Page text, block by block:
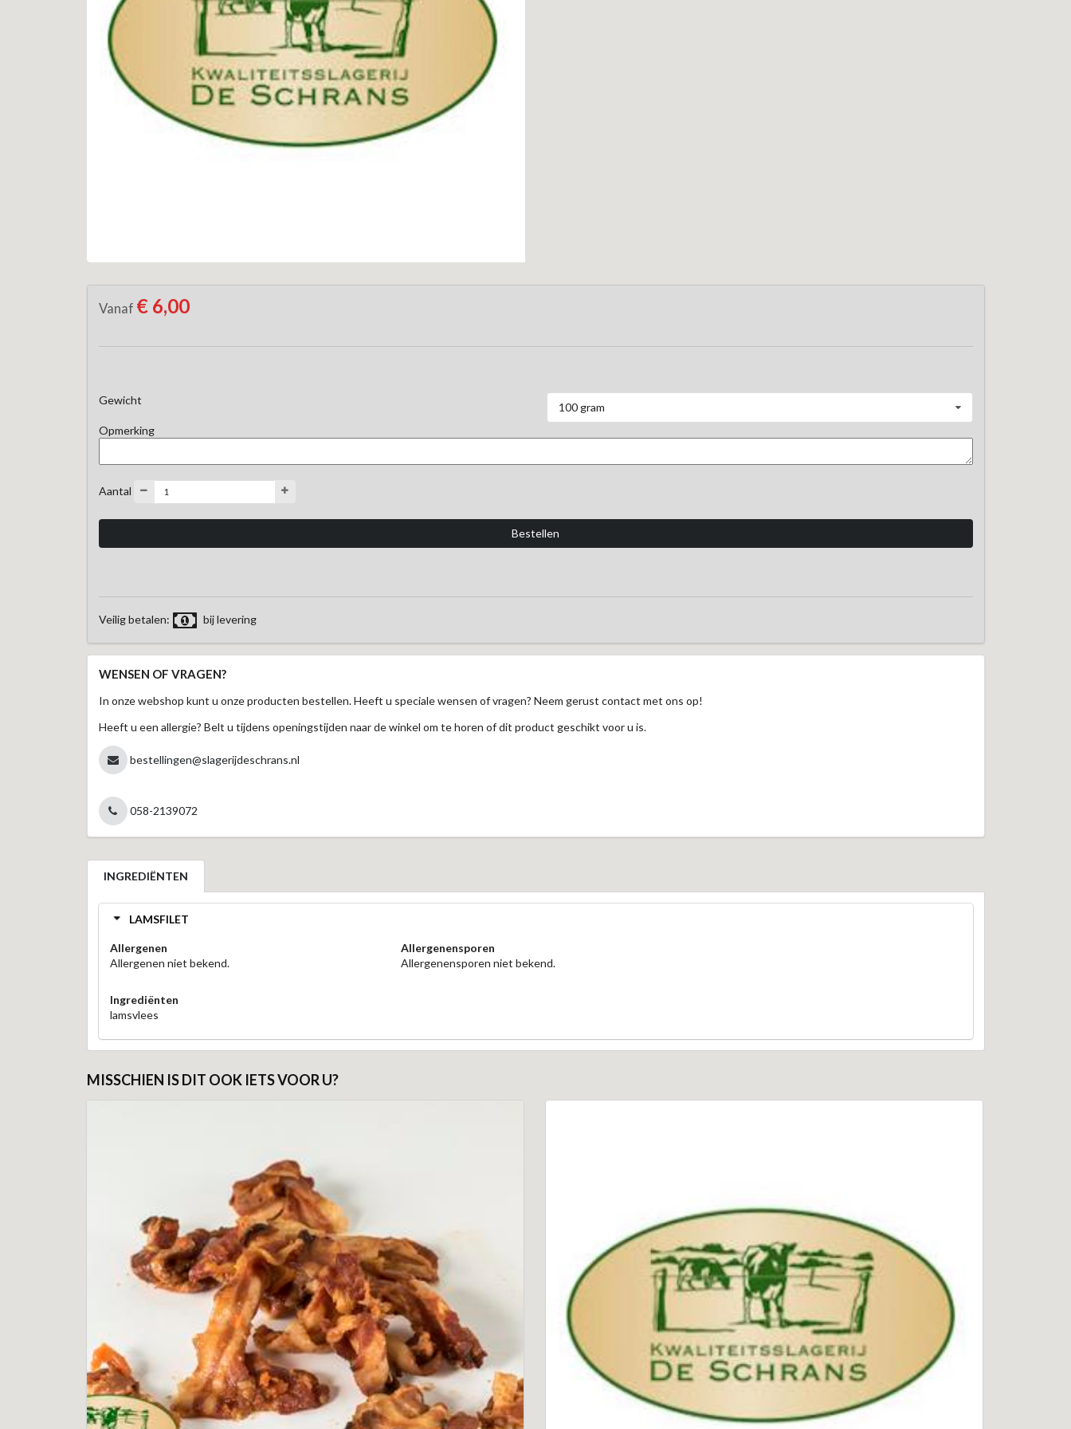
Vanaf € 6,00
Gewicht
100 gram
Opmerking
Aantal
Veilig betalen: bij levering
WENSEN OF VRAGEN?
In onze webshop kunt u onze producten bestellen. Heeft u speciale wensen of vragen? Neem gerust contact met ons op!
Heeft u een allergie? Belt u tijdens openingstijden naar de winkel om te horen of dit product geschikt voor u is.
bestellingen@slagerijdeschrans.nl
058-2139072
INGREDIËNTEN
LAMSFILET
Allergenen
Allergenen niet bekend.
Allergenensporen
Allergenensporen niet bekend.
Ingrediënten
lamsvlees
MISSCHIEN IS DIT OOK IETS VOOR U?